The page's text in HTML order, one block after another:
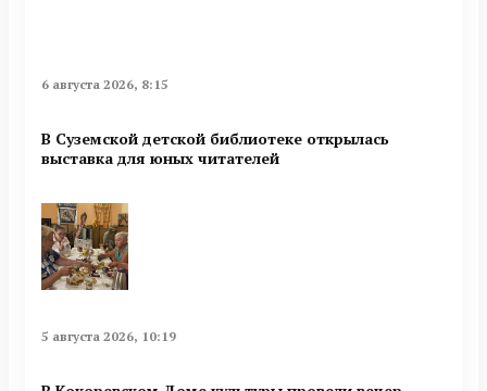
6 августа 2026, 8:15
В Суземской детской библиотеке открылась
выставка для юных читателей
5 августа 2026, 10:19